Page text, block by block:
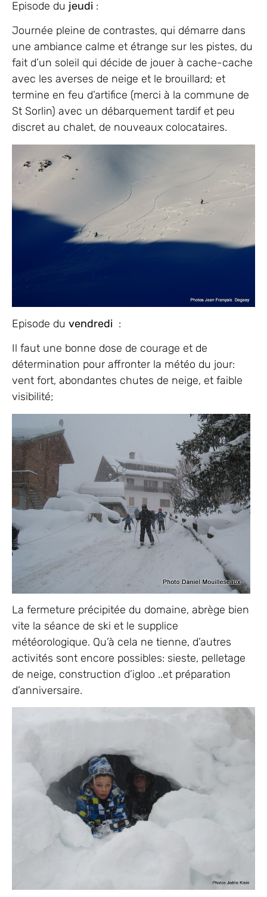
Episode du jeudi :
Journée pleine de contrastes, qui démarre dans
une ambiance calme et étrange sur les pistes, du
fait d’un soleil qui décide de jouer à cache-cache
avec les averses de neige et le brouillard; et
termine en feu d’artifice (merci à la commune de
St Sorlin) avec un débarquement tardif et peu
discret au chalet, de nouveaux colocataires.
Episode du vendredi :
Il faut une bonne dose de courage et de
détermination pour affronter la météo du jour:
vent fort, abondantes chutes de neige, et faible
visibilité;
La fermeture précipitée du domaine, abrège bien
vite la séance de ski et le supplice
météorologique. Qu’à cela ne tienne, d’autres
activités sont encore possibles: sieste, pelletage
de neige, construction d’igloo ..et préparation
d’anniversaire.